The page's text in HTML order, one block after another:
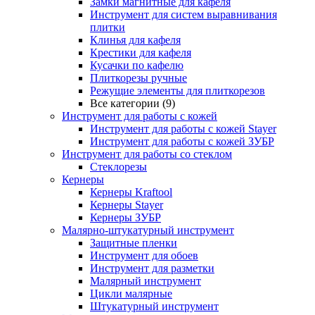
Инструмент для систем выравнивания
плитки
Клинья для кафеля
Крестики для кафеля
Кусачки по кафелю
Плиткорезы ручные
Режущие элементы для плиткорезов
Все категории (9)
Инструмент для работы с кожей
Инструмент для работы с кожей Stayer
Инструмент для работы с кожей ЗУБР
Инструмент для работы со стеклом
Стеклорезы
Кернеры
Кернеры Kraftool
Кернеры Stayer
Кернеры ЗУБР
Малярно-штукатурный инструмент
Защитные пленки
Инструмент для обоев
Инструмент для разметки
Малярный инструмент
Цикли малярные
Штукатурный инструмент